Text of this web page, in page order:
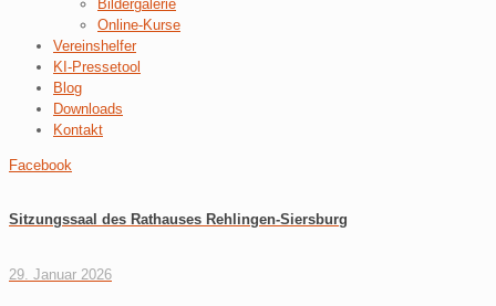
Bildergalerie
Online-Kurse
Vereinshelfer
KI-Pressetool
Blog
Downloads
Kontakt
Facebook
Sitzungssaal des Rathauses Rehlingen-Siersburg
29. Januar 2026